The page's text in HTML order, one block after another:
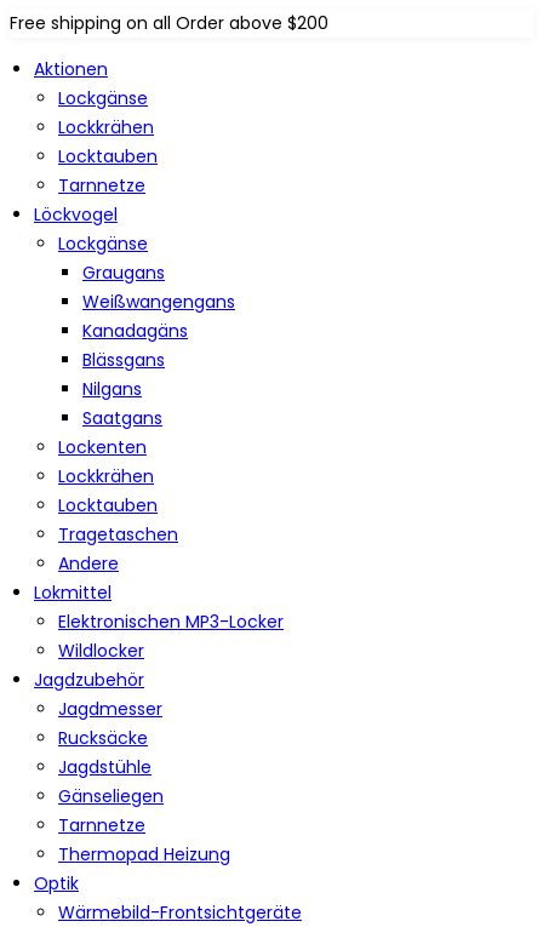
Free shipping on all Order above $200
Aktionen
Lockgänse
Lockkrähen
Locktauben
Tarnnetze
Löckvogel
Lockgänse
Graugans
Weißwangengans
Kanadagäns
Blässgans
Nilgans
Saatgans
Lockenten
Lockkrähen
Locktauben
Tragetaschen
Andere
Lokmittel
Elektronischen MP3-Locker
Wildlocker
Jagdzubehör
Jagdmesser
Rucksäcke
Jagdstühle
Gänseliegen
Tarnnetze
Thermopad Heizung
Optik
Wärmebild-Frontsichtgeräte